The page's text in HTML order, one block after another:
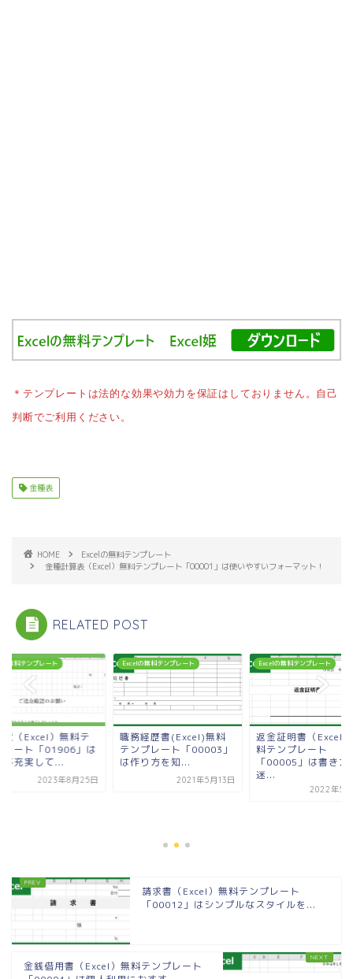
＊テンプレートは法的な効果や効力を保証はしておりません。自己
判断でご利用ください。
金種表
HOME
Excelの無料テンプレート
金種計算表（Excel）無料テンプレート「00001」は使いやすいフォーマット！
RELATED POST
無料テンプレート
状（Excel）無料テ
レート「01906」は
が充実して...
2023年8月25日
Excelの無料テンプレート
職務経歴書(Excel)無料
テンプレート「00003」
は作り方を知...
2021年5月13日
Excelの無料テンプレート
返金証明書（Excel
料テンプレート
「00005」は書き方
迷...
2022年5
請求書（Excel）無料テンプレート
「00012」はシンプルなスタイルを...
金銭借用書（Excel）無料テンプレート